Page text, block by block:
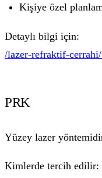
Kişiye özel
Detaylı bilgi için:
/lazer-refraktif-
PRK
Yüzey lazer
Kimlerde tercih edilir: